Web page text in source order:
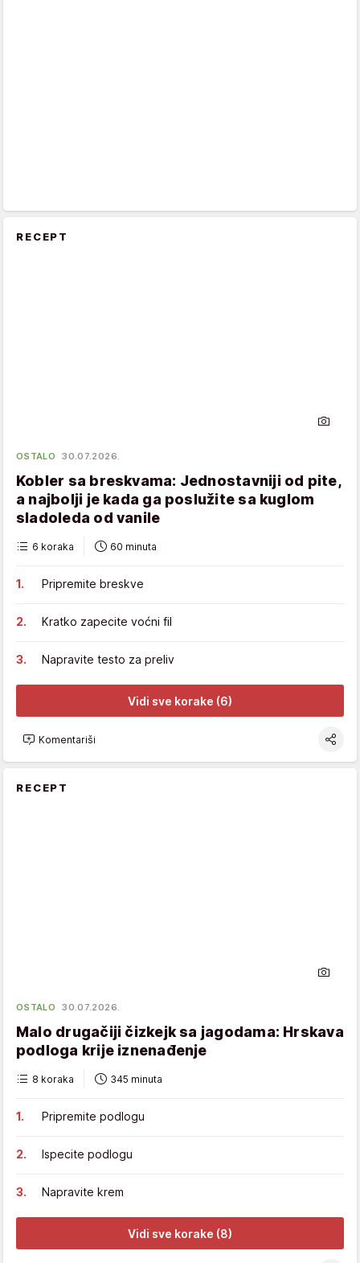
RECEPT
OSTALO 30.07.2026.
Kobler sa breskvama: Jednostavniji od pite,
a najbolji je kada ga poslužite sa kuglom
sladoleda od vanile
6 koraka 60 minuta
Pripremite breskve
Kratko zapecite voćni fil
Napravite testo za preliv
Vidi sve korake (6)
Komentariši
RECEPT
OSTALO 30.07.2026.
Malo drugačiji čizkejk sa jagodama: Hrskava
podloga krije iznenađenje
8 koraka 345 minuta
Pripremite podlogu
Ispecite podlogu
Napravite krem
Vidi sve korake (8)